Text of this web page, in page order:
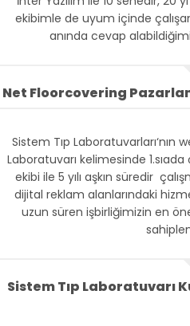
ekibimle de uyum içinde
anında cevap
Net Floorcovering
Sistem Tıp Laboratuvarları‘nın
Laboratuvarı kelimesinde 1.sıada
ekibi ile 5 yılı aşkın süredir
dijital reklam alanlarındaki
uzun süren işbirliğimizin en
Sistem Tıp Laboratuvarı